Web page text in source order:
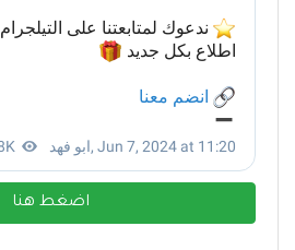
اضغط هنا